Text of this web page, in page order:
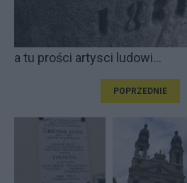
a tu prości artysci ludowi...
POPRZEDNIE